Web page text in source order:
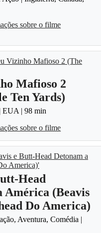
sobre o filme
Mafioso 2
Ten Yards)
EUA | 98 min
sobre o filme
Head
América (Beavis
Do America)
Aventura, Comédia |